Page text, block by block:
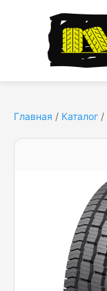
Главная / Каталог /